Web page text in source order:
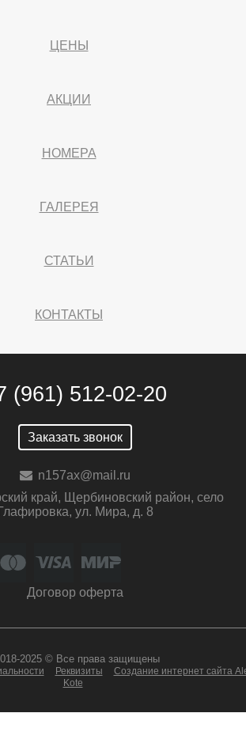
ЦЕНЫ
АКЦИИ
НОМЕРА
ГАЛЕРЕЯ
СТАТЬИ
КОНТАКТЫ
(961) 512-02-20
Заказать звонок
n157ax@mail.ru
край, Щербиновский район, село
Глафировка, ул. Мира, д. 8
Договор оферта
2025 © Все права защищены
Реквизиты
Создание интернет сайта
Kote